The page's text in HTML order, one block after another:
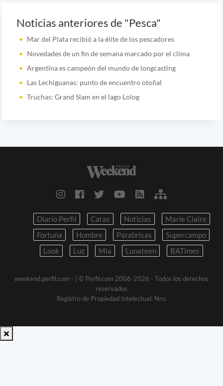
Noticias anteriores de "Pesca"
Mar del Plata recibió a la élite de los pescadores
Novedades de un fin de semana marcado por el clima
Argentina es campeón del mundo de longcasting
Las Lechiguanas: punto de encuentro otoñal
Truchas: Grand Slam en el lago Lolog
Diario Perfil Caras Noticias
Marie Claire
Fortuna
Hombre Parabrisas
Supercampo
Look
Luz Mia Lunateen BATimes
weekend.perfil.com -
| © Perfil.com 2006-2026 - Todos los derechos
reservados
Registro de Propiedad Intelectual: Nro.